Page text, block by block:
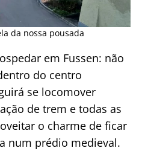
da nossa pousada
em Fussen: não
do centro
se locomover
de trem e todas as
o charme de ficar
num prédio medieval.